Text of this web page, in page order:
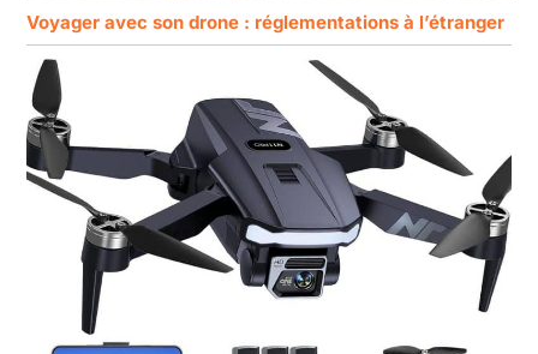
Voyager avec son drone : réglementations à l’étranger